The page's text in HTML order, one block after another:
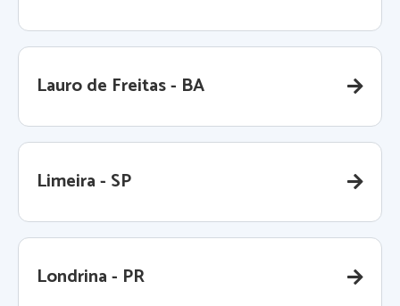
Lauro de Freitas - BA
Limeira - SP
Londrina - PR